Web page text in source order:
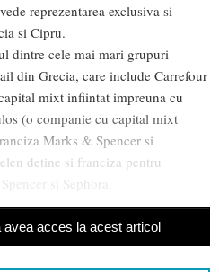
reprezentarea exclusiva si
si Cipru.
dintre cele mai mari grupuri
din Grecia, care include Carrefour
mixt infiintat impreuna cu
(o companie cu capital mixt
Marks & Spencer si
detine si franciza pentru
si Sephora.
avea acces la acest articol